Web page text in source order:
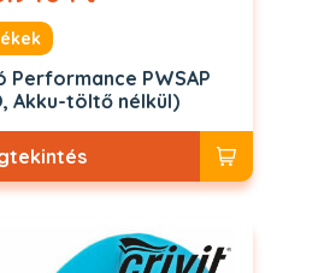
Performance PWSAP
Akku-töltő nélkül)